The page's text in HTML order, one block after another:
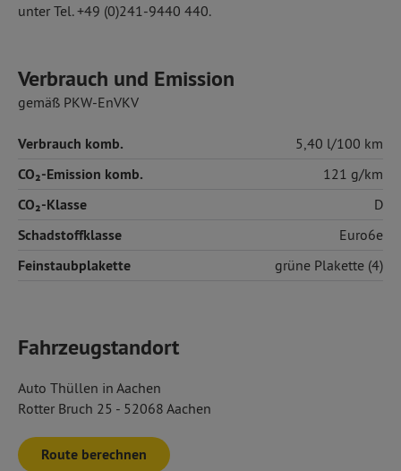
unter Tel. +49 (0)241-9440 440.
Verbrauch und Emission
gemäß PKW-EnVKV
Verbrauch komb. 5,40 l/100 km
CO₂-Emission komb. 121 g/km
CO₂-Klasse D
Schadstoffklasse Euro6e
Feinstaubplakette grüne Plakette (4)
Fahrzeugstandort
Auto Thüllen in Aachen
Rotter Bruch 25 - 52068 Aachen
Route berechnen